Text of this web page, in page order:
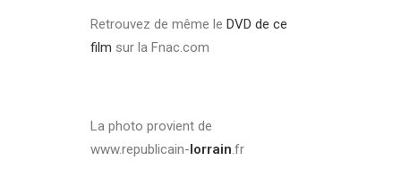
Retrouvez de même le DVD de ce
film sur la Fnac.com
La photo provient de
www.republicain-lorrain.fr